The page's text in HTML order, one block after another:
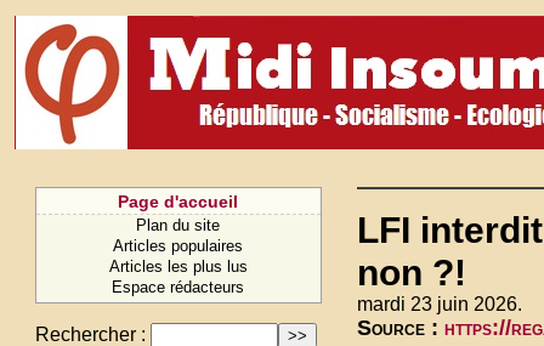
Page d'accueil
Plan du site
Articles populaires
Articles les plus lus
Espace rédacteurs
Rechercher :
LFI
non ?!
mardi 23 juin 2026.
Source : https://